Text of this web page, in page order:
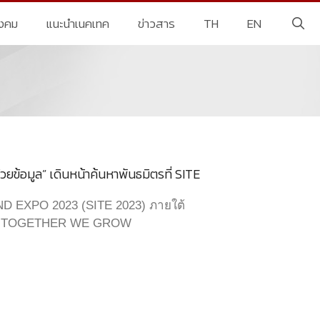
คม แนะนำเนคเทค ข่าวสาร TH EN
ยข้อมูล” เดินหน้าค้นหาพันธมิตรที่ SITE
EXPO 2023 (SITE 2023) ภายใต้
WE GROW